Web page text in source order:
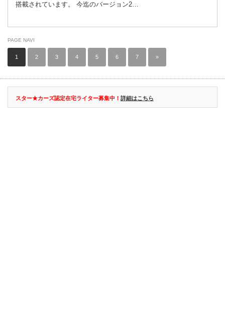
搭載されています。 今迄のバージョン2…
PAGE NAVI
1 2 3 4 5 6 7 »
スター★カーズ認定在宅ライター募集中！ 詳細はこちら